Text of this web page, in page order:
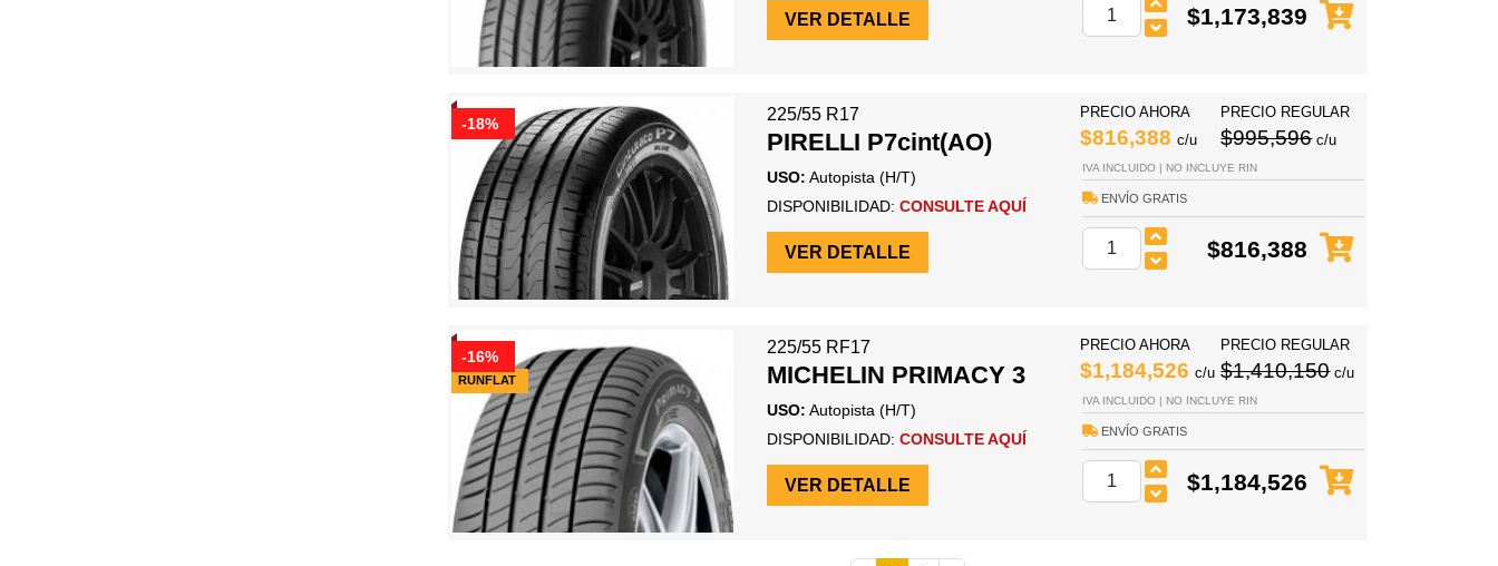
VER DETALLE $1,173,839
-18%
225/55 R17
PIRELLI P7cint(AO)
USO: Autopista (H/T)
DISPONIBILIDAD: CONSULTE AQUÍ
VER DETALLE
PRECIO AHORA
$816,388 c/u
PRECIO REGULAR
$995,596c/u
IVA INCLUIDO | NO INCLUYE RIN
ENVÍO GRATIS
$816,388
RUNFLAT
-16%
225/55 RF17
MICHELIN PRIMACY 3
USO: Autopista (H/T)
DISPONIBILIDAD: CONSULTE AQUÍ
VER DETALLE
PRECIO AHORA
$1,184,526 c/u
PRECIO REGULAR
$1,410,150c/u
IVA INCLUIDO | NO INCLUYE RIN
ENVÍO GRATIS
$1,184,526